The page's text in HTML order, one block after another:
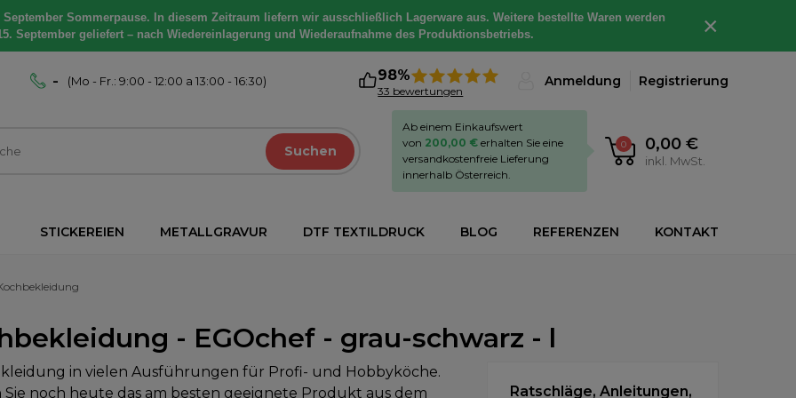
Sommerpause. In diesem Zeitraum liefern wir ausschließlich Lagerware aus. Weitere bestellte Waren werden
September geliefert – nach Wiedereinlagerung und Wiederaufnahme des Produktionsbetriebs.
×
- (Mo - Fr.: 9:00 - 12:00 a 13:00 - 16:30) 98%
33 bewertungen
Anmeldung Registrierung
Suchen 0 0,00 €
inkl. MwSt.
Ab einem Einkaufswert
von 200,00 € erhalten Sie eine
versandkostenfreie Lieferung
innerhalb Österreich.
STICKEREIEN METALLGRAVUR DTF TEXTILDRUCK BLOG REFERENZEN KONTAKT
- EGOchef - grau-schwarz - l
in vielen Ausführungen für Profi- und Hobbyköche.
Sie noch heute das am besten geeignete Produkt aus dem
Ratschläge, Anleitungen,